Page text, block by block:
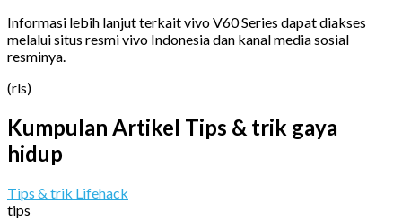
Informasi lebih lanjut terkait vivo V60 Series dapat diakses
melalui situs resmi vivo Indonesia dan kanal media sosial
resminya.
(rls)
Kumpulan Artikel Tips & trik gaya
hidup
Tips & trik Lifehack
tips